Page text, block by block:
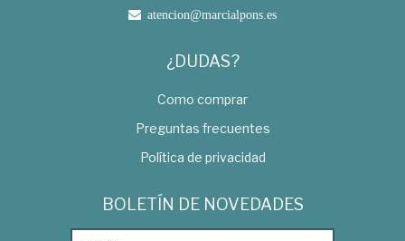
atencion@marcialpons.es
¿DUDAS?
Como comprar
Preguntas frecuentes
Política de privacidad
BOLETÍN DE NOVEDADES